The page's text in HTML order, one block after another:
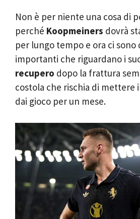
Non è per niente una cosa di
perché Koopmeiners dovrà
per lungo tempo e ora ci
importanti che riguardano i
recupero dopo la frattura
costola che rischia di mettere
dai gioco per un mese.